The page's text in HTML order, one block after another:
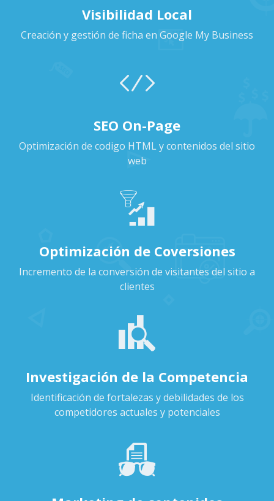
Visibilidad Local
Creación y gestión de ficha en Google My Business
SEO On-Page
Optimización de codigo HTML y contenidos del sitio
web
Optimización de Coversiones
Incremento de la conversión de visitantes del sitio a
clientes
Investigación de la Competencia
Identificación de fortalezas y debilidades de los
competidores actuales y potenciales